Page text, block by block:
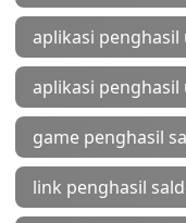
aplikasi
aplikasi
game penghasil
link penghasil